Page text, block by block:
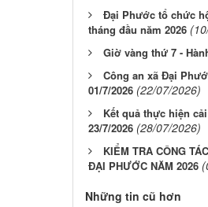
Đại Phước tổ chức
tháng đầu năm 2026
Giờ vàng thứ 7 -
Công an xã Đại
01/7/2026 (22/07/2026)
Kết quả thực hiện
23/7/2026 (28/07/2026)
KIỂM TRA CÔNG
ĐẠI PHƯỚC NĂM 2026
Những tin cũ hơn